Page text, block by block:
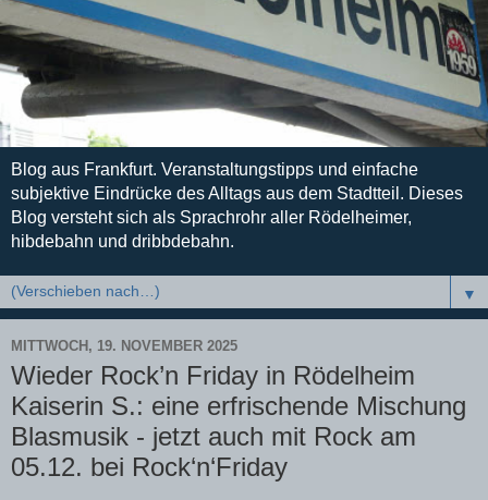
Blog aus Frankfurt. Veranstaltungstipps und einfache
subjektive Eindrücke des Alltags aus dem Stadtteil. Dieses
Blog versteht sich als Sprachrohr aller Rödelheimer,
hibdebahn und dribbdebahn.
▼
MITTWOCH, 19. NOVEMBER 2025
Wieder Rock’n Friday in Rödelheim
Kaiserin S.: eine erfrischende Mischung
Blasmusik - jetzt auch mit Rock am
05.12. bei Rock‘n‘Friday